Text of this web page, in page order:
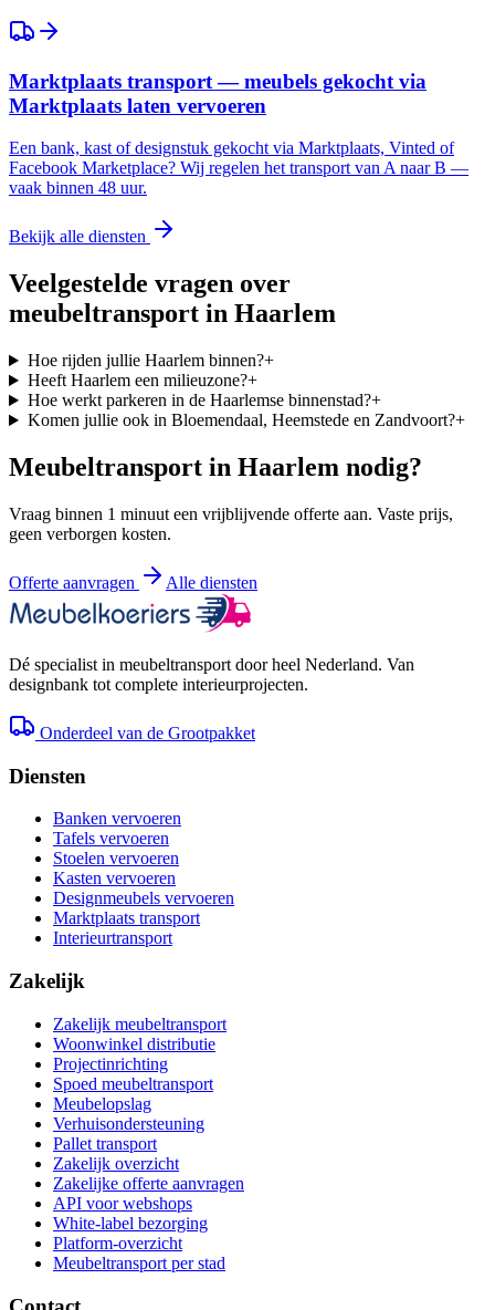
Marktplaats transport — meubels gekocht via
Marktplaats laten vervoeren
Een bank, kast of designstuk gekocht via Marktplaats, Vinted of
Facebook Marketplace? Wij regelen het transport van A naar B —
vaak binnen 48 uur.
Bekijk alle diensten
Veelgestelde vragen over
meubeltransport in Haarlem
Hoe rijden jullie Haarlem binnen?+
Heeft Haarlem een milieuzone?+
Hoe werkt parkeren in de Haarlemse binnenstad?+
Komen jullie ook in Bloemendaal, Heemstede en Zandvoort?+
Meubeltransport in Haarlem nodig?
Vraag binnen 1 minuut een vrijblijvende offerte aan. Vaste prijs,
geen verborgen kosten.
Offerte aanvragen Alle diensten
Dé specialist in meubeltransport door heel Nederland. Van
designbank tot complete interieurprojecten.
Onderdeel van de Grootpakket
Diensten
Banken vervoeren
Tafels vervoeren
Stoelen vervoeren
Kasten vervoeren
Designmeubels vervoeren
Marktplaats transport
Interieurtransport
Zakelijk
Zakelijk meubeltransport
Woonwinkel distributie
Projectinrichting
Spoed meubeltransport
Meubelopslag
Verhuisondersteuning
Pallet transport
Zakelijk overzicht
Zakelijke offerte aanvragen
API voor webshops
White-label bezorging
Platform-overzicht
Meubeltransport per stad